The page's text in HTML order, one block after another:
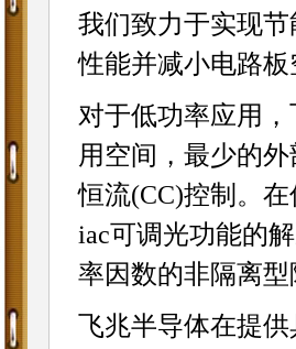
我们致力于实现
性能并减小电路
对于低功率应用
用空间，最少的
恒流(CC)控制。
iac可调光功能的
率因数的非隔离型
飞兆半导体在提